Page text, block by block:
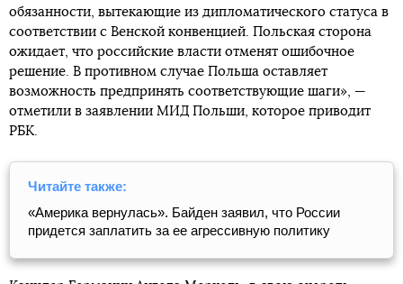
обязанности, вытекающие из дипломатического статуса в
соответствии с Венской конвенцией. Польская сторона
ожидает, что российские власти отменят ошибочное
решение. В противном случае Польша оставляет
возможность предпринять соответствующие шаги», —
отметили в заявлении МИД Польши, которое приводит
РБК.
Читайте также:
«Америка вернулась». Байден заявил, что России
придется заплатить за ее агрессивную политику